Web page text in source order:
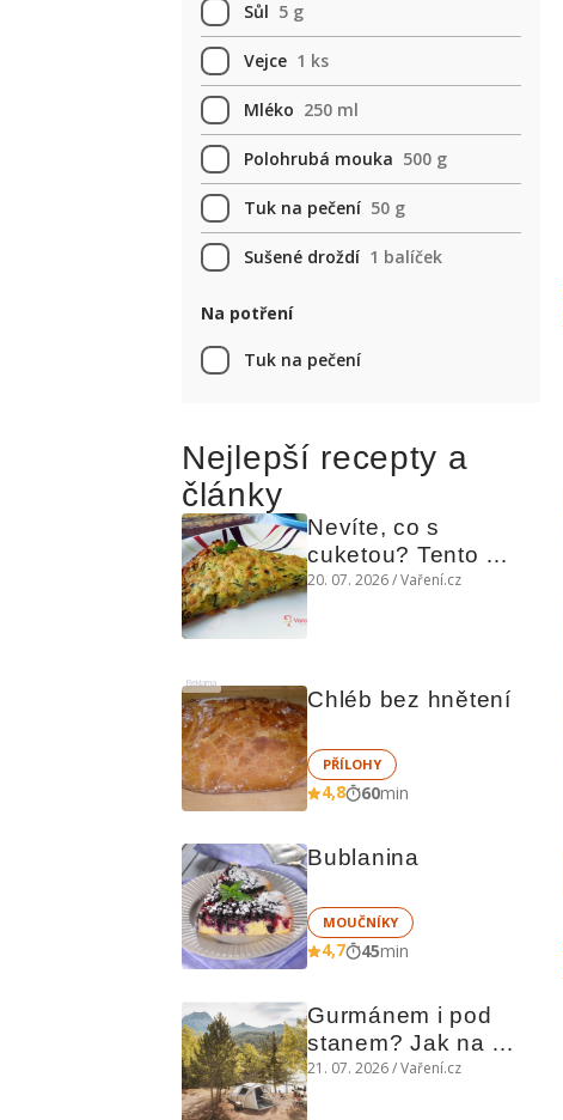
Sůl 5 g
Vejce 1 ks
Mléko 250 ml
Polohrubá mouka 500 g
Tuk na pečení 50 g
Sušené droždí 1 balíček
Na potření
Tuk na pečení
Nejlepší recepty a
články
Nevíte, co s
cuketou? Tento
levný slaný koláč
20. 07. 2026 / Vaření.cz
Reklama
Chléb bez hnětení
PŘÍLOHY
4,8 60min
Bublanina
MOUČNÍKY
4,7 45min
Gurmánem i pod
stanem? Jak na
polní kuchyni a na
21. 07. 2026 / Vaření.cz